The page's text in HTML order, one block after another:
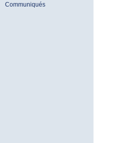
Communiqués